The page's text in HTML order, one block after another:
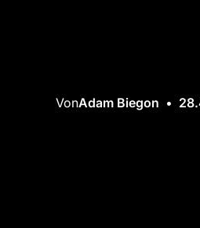
VonAdam Biegon •